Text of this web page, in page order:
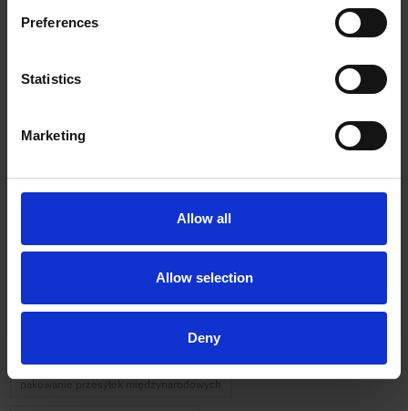
Preferences
Statistics
Marketing
Allow all
Allow selection
Deny
przesyłki międzynarodowe e-commerce
nadanie paczki kurierem online szybka wysyłka paczek
wysyłka paczki za granicę
przesyłki międzynarodowe kurier DPD
transport towarów na paletach
kurier paletowy integracje kurierskie e-commerce
kurier ekologiczny
pakowanie przesyłek międzynarodowych